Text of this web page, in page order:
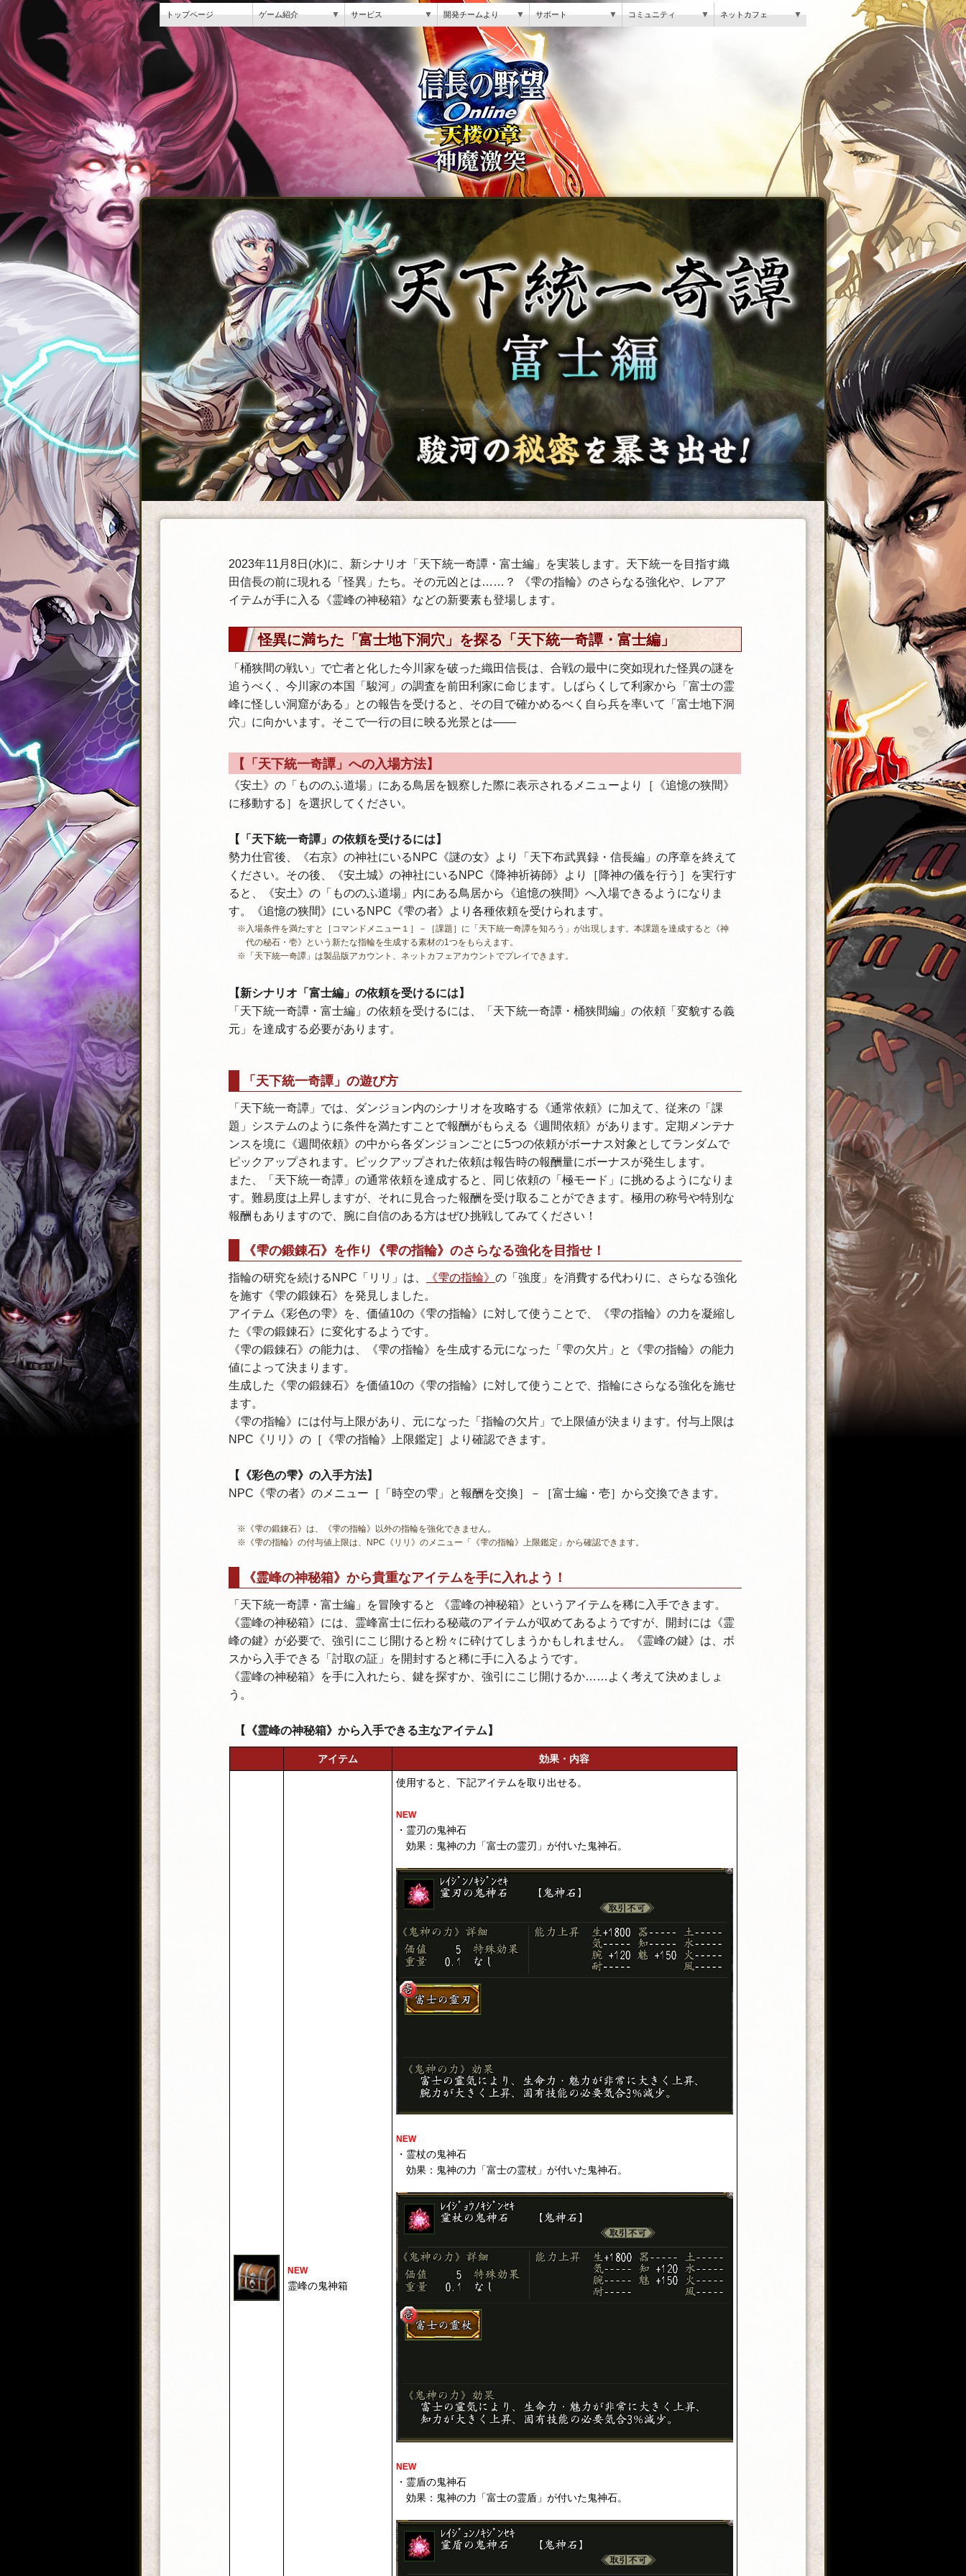
トップページ ゲーム紹介 ▼ サービス ▼ 開発チームより ▼ サポート ▼ コミュニティ ▼ ネットカフェ ▼
2023年11月8日(水)に、新シナリオ「天下統一奇譚・富士編」を実装します。天下統一を目指す織
田信長の前に現れる「怪異」たち。その元凶とは……？ 《雫の指輪》のさらなる強化や、レアア
イテムが手に入る《霊峰の神秘箱》などの新要素も登場します。
怪異に満ちた「富士地下洞穴」を探る「天下統一奇譚・富士編」
「桶狭間の戦い」で亡者と化した今川家を破った織田信長は、合戦の最中に突如現れた怪異の謎を
追うべく、今川家の本国「駿河」の調査を前田利家に命じます。しばらくして利家から「富士の霊
峰に怪しい洞窟がある」との報告を受けると、その目で確かめるべく自ら兵を率いて「富士地下洞
穴」に向かいます。そこで一行の目に映る光景とは――
【「天下統一奇譚」への入場方法】
《安土》の「もののふ道場」にある鳥居を観察した際に表示されるメニューより［《追憶の狭間》
に移動する］を選択してください。
【「天下統一奇譚」の依頼を受けるには】
勢力仕官後、《右京》の神社にいるNPC《謎の女》より「天下布武異録・信長編」の序章を終えて
ください。その後、《安土城》の神社にいるNPC《降神祈祷師》より［降神の儀を行う］を実行す
ると、《安土》の「もののふ道場」内にある鳥居から《追憶の狭間》へ入場できるようになりま
す。《追憶の狭間》にいるNPC《雫の者》より各種依頼を受けられます。
※入場条件を満たすと［コマンドメニュー１］－［課題］に「天下統一奇譚を知ろう」が出現します。本課題を達成すると《神
代の秘石・壱》という新たな指輪を生成する素材の1つをもらえます。
※「天下統一奇譚」は製品版アカウント、ネットカフェアカウントでプレイできます。
【新シナリオ「富士編」の依頼を受けるには】
「天下統一奇譚・富士編」の依頼を受けるには、「天下統一奇譚・桶狭間編」の依頼「変貌する義
元」を達成する必要があります。
「天下統一奇譚」の遊び方
「天下統一奇譚」では、ダンジョン内のシナリオを攻略する《通常依頼》に加えて、従来の「課
題」システムのように条件を満たすことで報酬がもらえる《週間依頼》があります。定期メンテナ
ンスを境に《週間依頼》の中から各ダンジョンごとに5つの依頼がボーナス対象としてランダムで
ピックアップされます。ピックアップされた依頼は報告時の報酬量にボーナスが発生します。
また、「天下統一奇譚」の通常依頼を達成すると、同じ依頼の「極モード」に挑めるようになりま
す。難易度は上昇しますが、それに見合った報酬を受け取ることができます。極用の称号や特別な
報酬もありますので、腕に自信のある方はぜひ挑戦してみてください！
《雫の鍛錬石》を作り《雫の指輪》のさらなる強化を目指せ！
指輪の研究を続けるNPC「リリ」は、 《雫の指輪》の「強度」を消費する代わりに、さらなる強化
を施す《雫の鍛錬石》を発見しました。
アイテム《彩色の雫》を、価値10の《雫の指輪》に対して使うことで、《雫の指輪》の力を凝縮し
た《雫の鍛錬石》に変化するようです。
《雫の鍛錬石》の能力は、《雫の指輪》を生成する元になった「雫の欠片」と《雫の指輪》の能力
値によって決まります。
生成した《雫の鍛錬石》を価値10の《雫の指輪》に対して使うことで、指輪にさらなる強化を施せ
ます。
《雫の指輪》には付与上限があり、元になった「指輪の欠片」で上限値が決まります。付与上限は
NPC《リリ》の［《雫の指輪》上限鑑定］より確認できます。
【《彩色の雫》の入手方法】
NPC《雫の者》のメニュー［「時空の雫」と報酬を交換］－［富士編・壱］から交換できます。
※《雫の鍛錬石》は、《雫の指輪》以外の指輪を強化できません。
※《雫の指輪》の付与値上限は、NPC《リリ》のメニュー「《雫の指輪》上限鑑定」から確認できます。
《霊峰の神秘箱》から貴重なアイテムを手に入れよう！
「天下統一奇譚・富士編」を冒険すると 《霊峰の神秘箱》というアイテムを稀に入手できます。
《霊峰の神秘箱》には、霊峰富士に伝わる秘蔵のアイテムが収めてあるようですが、開封には《霊
峰の鍵》が必要で、強引にこじ開けると粉々に砕けてしまうかもしれません。《霊峰の鍵》は、ボ
スから入手できる「討取の証」を開封すると稀に手に入るようです。
《霊峰の神秘箱》を手に入れたら、鍵を探すか、強引にこじ開けるか……よく考えて決めましょ
う。
【《霊峰の神秘箱》から入手できる主なアイテム】
アイテム 効果・内容
NEW
霊峰の鬼神箱
使用すると、下記アイテムを取り出せる。
NEW
・霊刃の鬼神石
効果：鬼神の力「富士の霊刃」が付いた鬼神石。
NEW
・霊杖の鬼神石
効果：鬼神の力「富士の霊杖」が付いた鬼神石。
NEW
・霊盾の鬼神石
効果：鬼神の力「富士の霊盾」が付いた鬼神石。